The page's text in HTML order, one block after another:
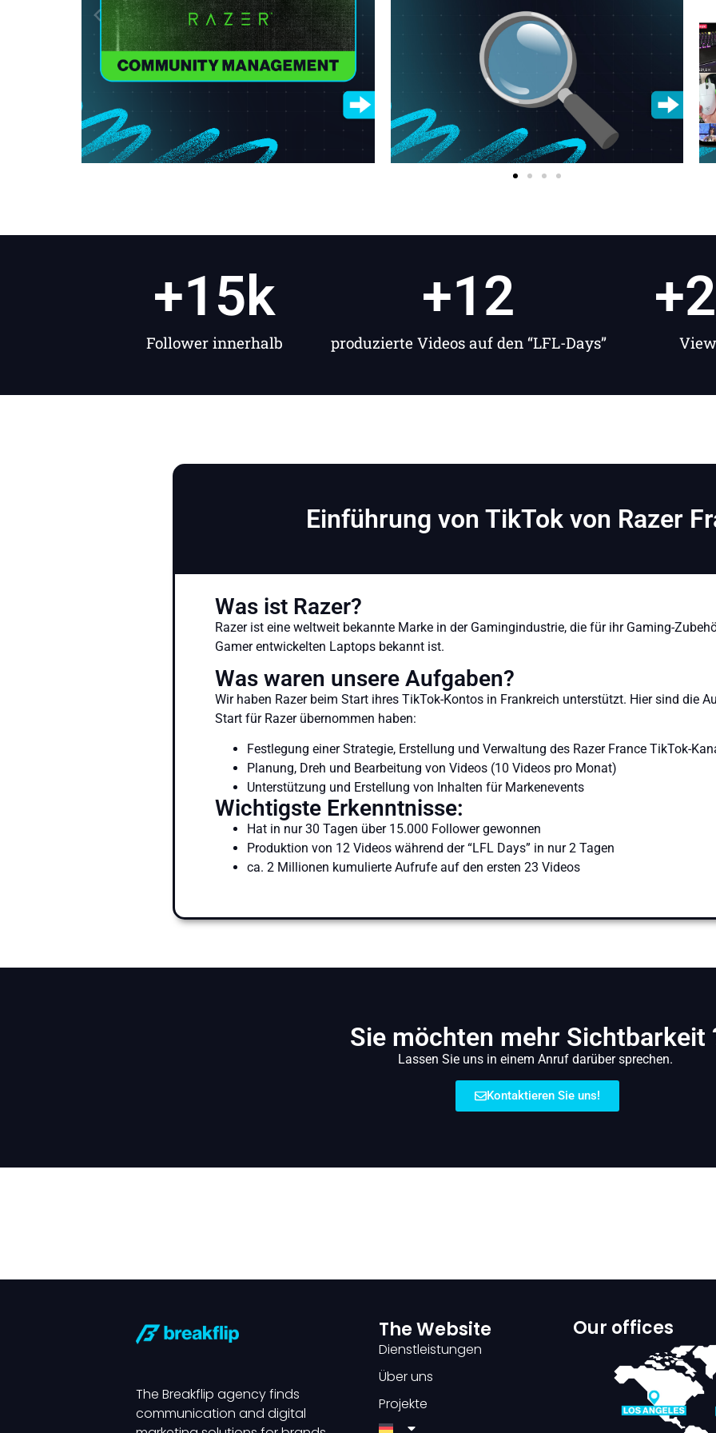
Follower innerhalb
+15k
produzierte Videos auf den “LFL-Days”
+12 +
Einführung von TikTok von Razer
Was ist Razer?
Razer ist eine weltweit bekannte Marke in der Gamingindustrie, die für ihr Gaming-
Gamer entwickelten Laptops bekannt ist.
Was waren unsere Aufgaben?
Wir haben Razer beim Start ihres TikTok-Kontos in Frankreich unterstützt. Hier sind die
Start für Razer übernommen haben:
Festlegung einer Strategie, Erstellung und Verwaltung des Razer France TikTok-
Planung, Dreh und Bearbeitung von Videos (10 Videos pro Monat)
Unterstützung und Erstellung von Inhalten für Markenevents
Wichtigste Erkenntnisse:
Hat in nur 30 Tagen über 15.000 Follower gewonnen
Produktion von 12 Videos während der “LFL Days” in nur 2 Tagen
ca. 2 Millionen kumulierte Aufrufe auf den ersten 23 Videos
Sie möchten mehr Sichtbarkeit
Lassen Sie uns in einem Anruf darüber sprechen.
Kontaktieren Sie uns!
The Breakflip agency finds
communication and digital
The Website
Dienstleistungen
Über uns
Projekte
Our offices